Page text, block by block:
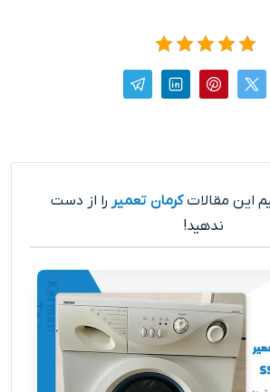
این مقالاتکرمان تعمیر را از دست
ندهید!